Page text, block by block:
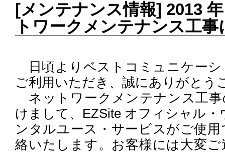
[メンテナンス情報] 2013
トワークメンテナンス工
日頃よりベストコミュニケー
ご利用いただき、誠にありがとう
ネットワークメンテナンス工
けまして、EZSite オフィシャル
ンタルユース・サービスがご使
絡いたします。お客様には大変